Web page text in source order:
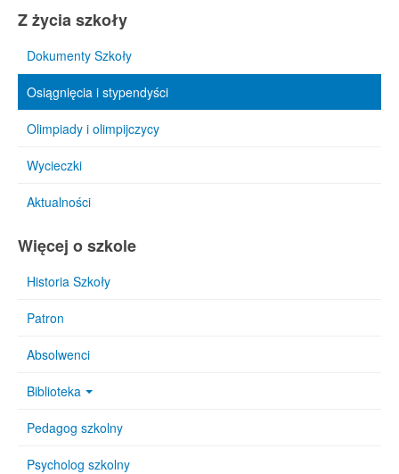
Z życia szkoły
Dokumenty Szkoły
Osiągnięcia i stypendyści
Olimpiady i olimpijczycy
Wycieczki
Aktualności
Więcej o szkole
Historia Szkoły
Patron
Absolwenci
Biblioteka
Pedagog szkolny
Psycholog szkolny